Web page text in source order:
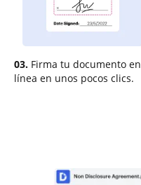
03. Firma tu documento en
línea en unos pocos clics.